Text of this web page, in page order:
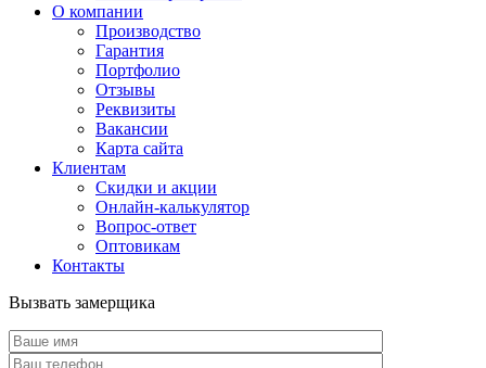
О компании
Производство
Гарантия
Портфолио
Отзывы
Реквизиты
Вакансии
Карта сайта
Клиентам
Скидки и акции
Онлайн-калькулятор
Вопрос-ответ
Оптовикам
Контакты
Вызвать замерщика